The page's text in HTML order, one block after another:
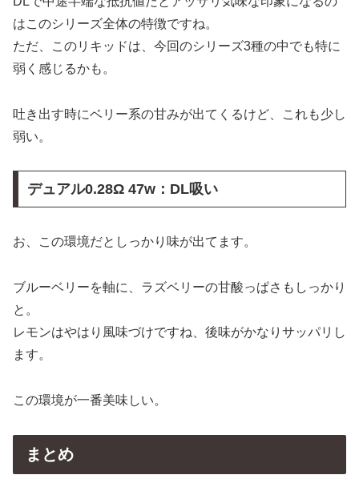
はこのシリーズ全体の特徴ですね。
ただ、このリキッドは、今回のシリーズ3種の中でも特に
弱く感じるかも。
吐き出す時にベリー系の甘みが出てくるけど、これも少し
弱い。
デュアル0.28Ω 47w：DL吸い
お、この環境だとしっかり味が出てます。
ブルーベリーを軸に、ラズベリーの甘酸っぱさもしっかり
と。
レモンはやはり風味づけですね、後味がかなりサッパリし
ます。
この環境が一番美味しい。
まとめ